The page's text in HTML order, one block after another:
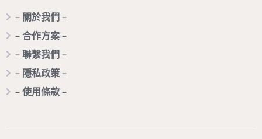
– 關於我們 –
– 合作方案 –
– 聯繫我們 –
– 隱私政策 –
– 使用條款 –